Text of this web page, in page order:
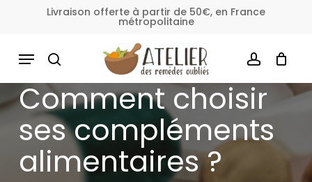
content
Livraison offerte à partir de 50€, en France
métropolitaine
SEARCH ACCOUNT
MENU panier
Comment choisir
ses compléments
alimentaires ?